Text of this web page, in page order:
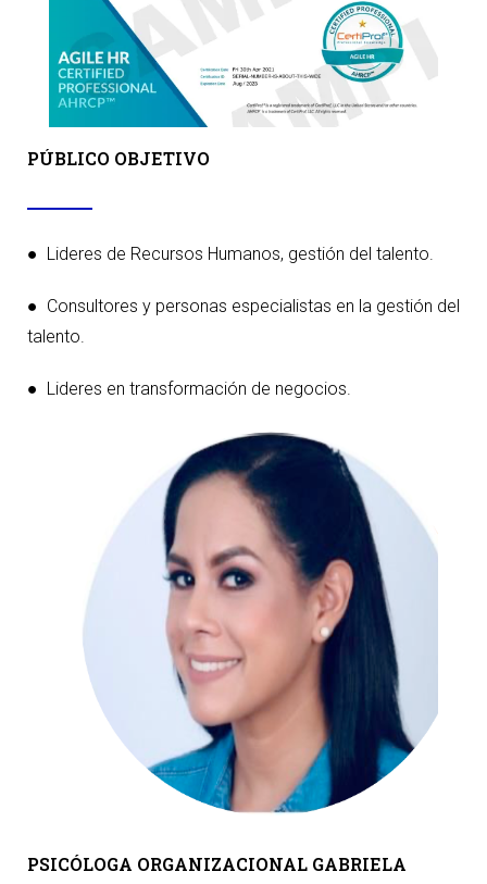
PÚBLICO OBJETIVO
● Lideres de Recursos Humanos, gestión del talento.
● Consultores y personas especialistas en la gestión del
talento.
● Lideres en transformación de negocios.
PSICÓLOGA ORGANIZACIONAL GABRIELA